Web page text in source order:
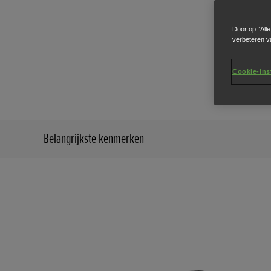
Kom
Belangrijkste kenmerken
Door op
verbeteren
Cookie-